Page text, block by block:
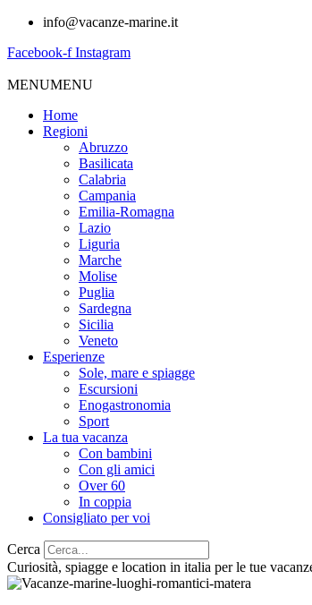
info@vacanze-marine.it
Facebook-f Instagram
MENUMENU
Home
Regioni
Abruzzo
Basilicata
Calabria
Campania
Emilia-Romagna
Lazio
Liguria
Marche
Molise
Puglia
Sardegna
Sicilia
Veneto
Esperienze
Sole, mare e spiagge
Escursioni
Enogastronomia
Sport
La tua vacanza
Con bambini
Con gli amici
Over 60
In coppia
Consigliato per voi
Cerca
Curiosità, spiagge e location in italia per le tue